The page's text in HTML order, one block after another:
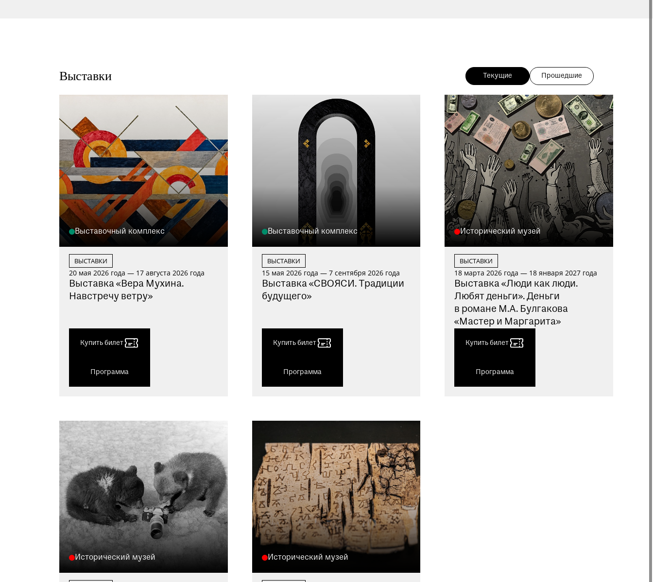
Выставки Текущие Прошедшие
Выставочный комплекс
ВЫСТАВКИ
20 мая 2026 года — 17 августа 2026 года
Выставка «Вера Мухина.
Навстречу ветру»
Купить билет
Программа
Выставочный комплекс
ВЫСТАВКИ
15 мая 2026 года — 7 сентября 2026 года
Выставка «СВОЯСИ. Традиции
будущего»
Купить билет
Программа
Исторический музей
ВЫСТАВКИ
18 марта 2026 года — 18 января 2027 года
Выставка «Люди как люди.
Любят деньги». Деньги
в романе М.А. Булгакова
«Мастер и Маргарита»
Купить билет
Программа
Исторический музей Исторический музей